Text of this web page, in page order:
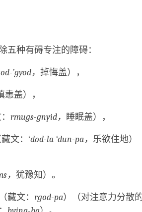
五种有碍专注的障碍：
’gyod， 掉悔盖），
恚盖），
rmugs-gnyid， 睡眠盖），
文：‘dod-la ‘dun-pa， 乐欲住地）
， 犹豫知）。
藏文： rgod-pa）（对注意力分散